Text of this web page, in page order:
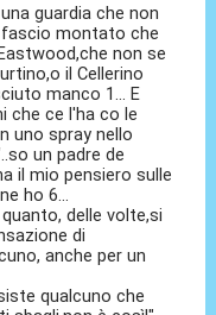
guardia che non
montato che
non se
il Cellerino
manco 1... E
che ce l'ha co le
uno spray nello
un padre de
il mio pensiero sulle
ho 6...
delle volte,si
di
anche per un
qualcuno che